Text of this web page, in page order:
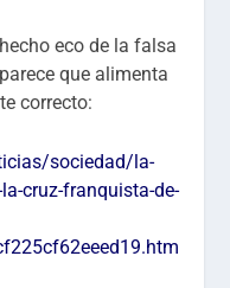
eco de la falsa
que alimenta
correcto:
sociedad/la-
cruz-franquista-de-